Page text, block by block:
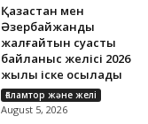
Қазақстан мен
Әзербайжанды
жалғайтын суасты
байланыс желісі 2026
жылы іске қосылады
Ғаламтор және желі
August 5, 2026